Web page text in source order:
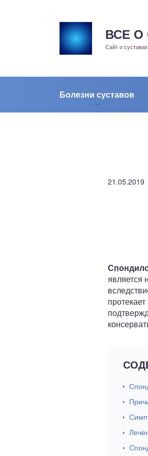
ВСЕ О
Сайт о
Болезни суставов
21.05.2019
является